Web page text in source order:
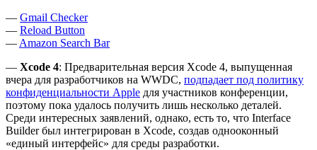
— Gmail Checker
— Reload Button
— Amazon Search Bar
— Xcode 4: Предварительная версия Xcode 4, выпущенная
вчера для разработчиков на WWDC, подпадает под политику
конфиденциальности Apple для участников конференции,
поэтому пока удалось получить лишь несколько деталей.
Среди интересных заявлений, однако, есть то, что Interface
Builder был интегрирован в Xcode, создав однооконный
«единый интерфейс» для среды разработки.